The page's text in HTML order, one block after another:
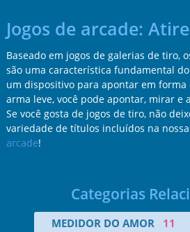
Jogos de arcade:
Baseado em jogos de galerias de tiro,
são uma característica fundamental
um dispositivo para apontar em forma
arma leve, você pode apontar, mirar e
Se você gosta de jogos de tiro, não
variedade de títulos incluídos na
arcade!
Categorias
MEDIDOR DO AMOR 11